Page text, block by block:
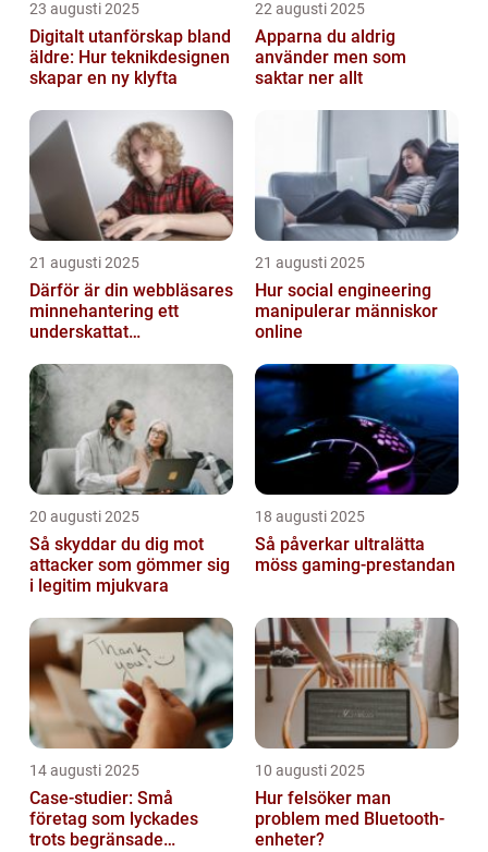
23 augusti 2025
Digitalt utanförskap bland
äldre: Hur teknikdesignen
skapar en ny klyfta
22 augusti 2025
Apparna du aldrig
använder men som
saktar ner allt
21 augusti 2025
Därför är din webbläsares
minnehantering ett
underskattat
21 augusti 2025
Hur social engineering
manipulerar människor
online
20 augusti 2025
Så skyddar du dig mot
attacker som gömmer sig
i legitim mjukvara
18 augusti 2025
Så påverkar ultralätta
möss gaming-prestandan
14 augusti 2025
Case-studier: Små
företag som lyckades
trots begränsade
10 augusti 2025
Hur felsöker man
problem med Bluetooth-
enheter?